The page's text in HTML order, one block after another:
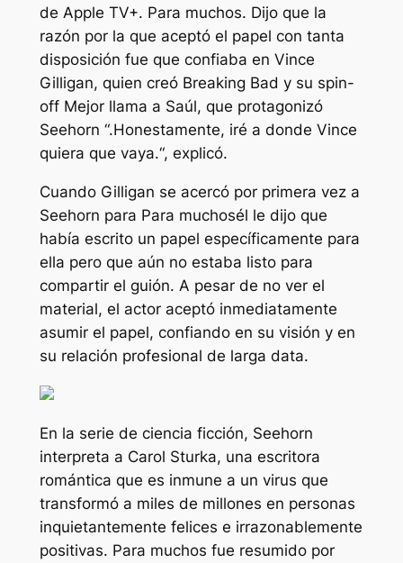
de Apple TV+. Para muchos. Dijo que la
razón por la que aceptó el papel con tanta
disposición fue que confiaba en Vince
Gilligan, quien creóBreaking Bad y su spin-
off Mejor llama a Saúl, que protagonizó
Seehorn “.Honestamente, iré a donde Vince
quiera que vaya.“, explicó.
Cuando Gilligan se acercó por primera vez a
Seehorn para Para muchosél le dijo que
había escrito un papel específicamente para
ella pero que aún no estaba listo para
compartir el guión. A pesar de no ver el
material, el actor aceptó inmediatamente
asumir el papel, confiando en su visión y en
su relación profesional de larga data.
En la serie de ciencia ficción, Seehorn
interpreta a Carol Sturka, una escritora
romántica que es inmune a un virus que
transformó a miles de millones en personas
inquietantemente felices e irrazonablemente
positivas. Para muchos fue resumido por